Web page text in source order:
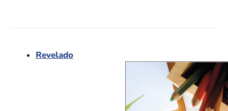
Revelado